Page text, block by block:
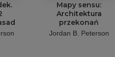
Mapy sensu:
Architektura
przekonań
Jordan B. Peterson